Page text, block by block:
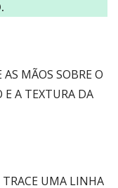
MÃOS SOBRE O
E A TEXTURA DA
TRACE UMA LINHA